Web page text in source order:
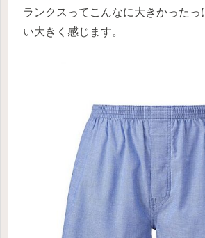
ランクスってこんなに大きかったっ
い大きく感じます。